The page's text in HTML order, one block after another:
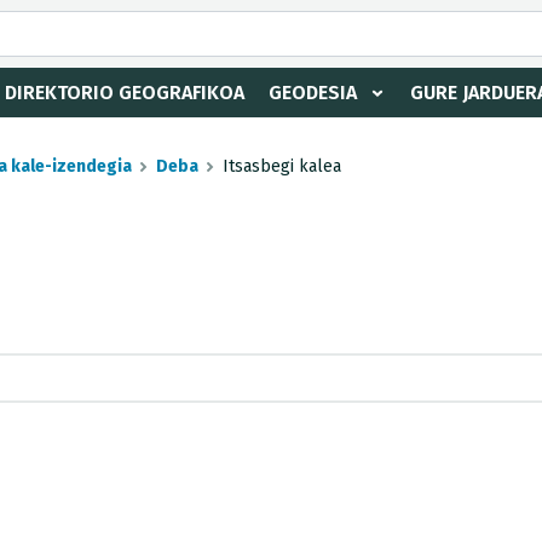
DIREKTORIO GEOGRAFIKOA GEODESIA GURE
kale-izendegia Deba Itsasbegi kalea